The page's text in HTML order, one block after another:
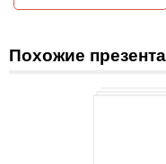
Похожие